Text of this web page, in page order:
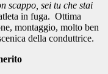
scappo, sei tu che stai
in fuga. Ottima
montaggio, molto ben
della conduttrice.